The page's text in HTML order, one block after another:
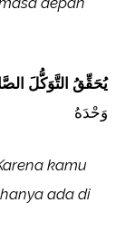
يُحَقِّقُ التَّوَكُّلَ
وَحْدَهُ
kamu
ada di